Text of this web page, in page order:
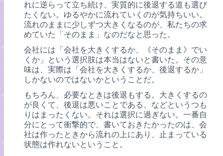
れに逆らって立ち続け、実質的に後退する道も選び
たくない。ゆるやかに流れていくのが気持ちいい。
流れのままに少しずつ大きくなるのが、私たちの求
めていた「そのまま」なのだなと思った。
会社には「会社を大きくするか、《そのまま》でい
くか」という選択肢は本当はないと書いた。その意
味は、実際は「会社を大きくするか、後退するか」
しかないのではないかということだ。
もちろん、必要なときは後退もする。大きくするの
が良くて、後退は悪いことである、などというつも
りはまったくない。それは選択に過ぎない。一番自
分にとって衝撃的で、書いておきたかったのは、会
社は作ったときから流れの上にあり、止まっている
状態は作れないということ。